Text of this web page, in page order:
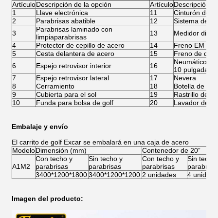
ArtículoDescripción de la opción ArtículoDescripción
1
Llave electrónica 11
Cinturón de
2
Parabrisas abatible 12
Sistema de
3
Parabrisas laminado con
limpiaparabrisas
13
Medidor
4
Protector de cepillo de acero 14
Freno EM
5
Cesta delantera de acero 15
Freno de
6
Espejo retrovisor interior 16
Neumático
10 pulgadas
7
Espejo retrovisor lateral 17
Nevera
8
Cerramiento 18
Botella de
9
Cubierta para el sol 19
Rastrillo de
10
Funda para bolsa de golf 20 Lavador de
Embalaje y envío
El carrito de golf Excar se embalará en una caja de acero
ModeloDimensión (mm) Contenedor de 20”
A1M2
Con techo y
parabrisas
Sin techo y
parabrisas
Con techo y
parabrisas
Sin techo
3400*1200*18003400*1200*1200 2 unidades 4
Imagen del producto: